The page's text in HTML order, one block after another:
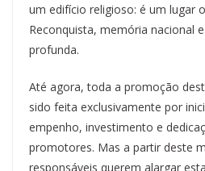
um edifício religioso: é um lugar
Reconquista, memória nacional
profunda.
Até agora, toda a promoção
sido feita exclusivamente por
empenho, investimento e
promotores. Mas a partir deste
responsáveis querem alargar